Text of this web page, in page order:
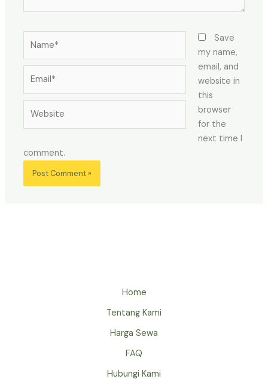
Save
my name,
email, and
website in
this
browser
for the
next time I
comment.
Home
Tentang Kami
Harga Sewa
FAQ
Hubungi Kami